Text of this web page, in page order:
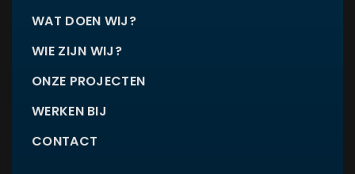
WAT DOEN WIJ?
WIE ZIJN WIJ?
ONZE PROJECTEN
WERKEN BIJ
CONTACT